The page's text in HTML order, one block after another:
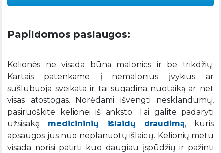
Papildomos paslaugos:
Kelionės ne visada būna malonios ir be trikdžių.
Kartais patenkame į nemalonius įvykius ar
sušlubuoja sveikata ir tai sugadina nuotaiką ar net
visas atostogas. Norėdami išvengti nesklandumų,
pasiruoškite kelionei iš anksto. Tai galite padaryti
užsisakę medicininių išlaidų draudimą, kuris
apsaugos jus nuo neplanuotų išlaidų. Kelionių metu
visada norisi patirti kuo daugiau įspūdžių ir pažinti